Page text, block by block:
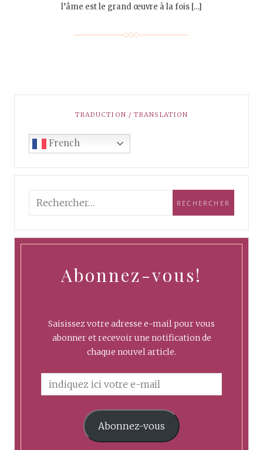
l’âme est le grand œuvre à la fois […]
TRADUCTION / TRANSLATION
French
Abonnez-vous!
Saisissez votre adresse e-mail pour vous
abonner et recevoir une notification de
chaque nouvel article.
Abonnez-vous